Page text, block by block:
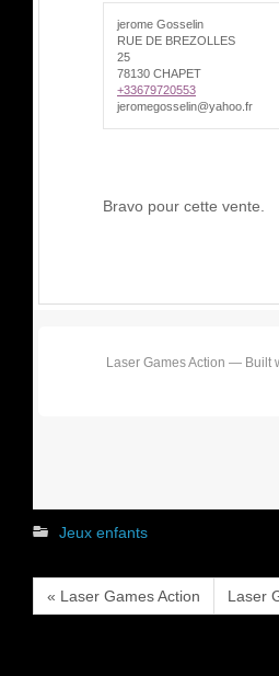
jerome Gosselin
RUE DE BREZOLLES
25
78130 CHAPET
+33679720553
jeromegosselin@yahoo.fr
Bravo pour cette vente.
Laser Games Action — Built
Jeux enfants
« Laser Games Action Laser